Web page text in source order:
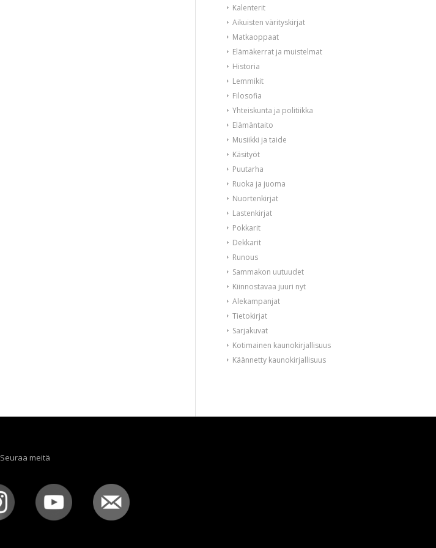
Kalenterit
Aikuisten värityskirjat
Matkaoppaat
Elämäkerrat ja muistelmat
Historia
Lemmikit
Filosofia
Yhteiskunta ja politiikka
Elämäntaito
Musiikki ja taide
Käsityöt
Puutarha
Ruoka ja juoma
Nuortenkirjat
Lastenkirjat
Pokkarit
Dekkarit
Runous
Sammakon uutuudet
Kiinnostavaa juuri nyt
Alekampanjat
Tietokirjat
Sarjakuvat
Kotimainen kaunokirjallisuus
Käännetty kaunokirjallisuus
Seuraa meitä